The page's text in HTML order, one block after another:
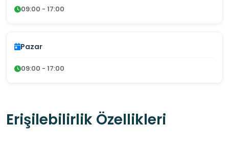
09:00 - 17:00
Pazar
09:00 - 17:00
Erişilebilirlik Özellikleri